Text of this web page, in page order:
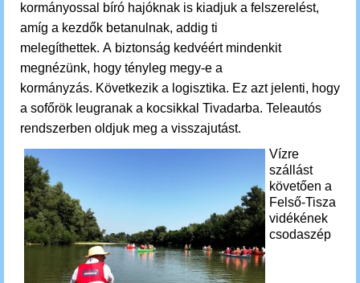
kormányossal bíró hajóknak is kiadjuk a felszerelést,
amíg a kezdők betanulnak, addig ti
melegíthettek. A biztonság kedvéért mindenkit
megnézünk, hogy tényleg megy-e a
kormányzás. Következik a logisztika. Ez azt jelenti, hogy
a sofőrök leugranak a kocsikkal Tivadarba. Teleautós
rendszerben oldjuk meg a visszajutást.
Vízre
szállást
követően a
Felső-Tisza
vidékének
csodaszép